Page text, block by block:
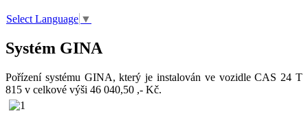
Select Language ▼
Systém GINA
Pořízení systému GINA, který je instalován ve vozidle CAS 24 T
815 v celkové výši 46 040,50 ,- Kč.